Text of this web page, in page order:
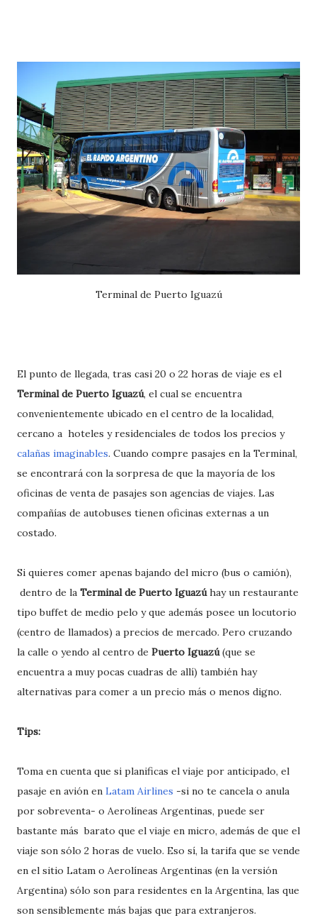
Terminal de Puerto Iguazú
El punto de llegada, tras casi 20 o 22 horas de viaje es el
Terminal de Puerto Iguazú, el cual se encuentra
convenientemente ubicado en el centro de la localidad,
cercano a hoteles y residenciales de todos los precios y
calañas imaginables. Cuando compre pasajes en la Terminal,
se encontrará con la sorpresa de que la mayoría de los
oficinas de venta de pasajes son agencias de viajes. Las
compañías de autobuses tienen oficinas externas a un
costado.
Si quieres comer apenas bajando del micro (bus o camión),
dentro de la Terminal de Puerto Iguazúhay un restaurante
tipo buffet de medio pelo y que además posee un locutorio
(centro de llamados) a precios de mercado. Pero cruzando
la calle o yendo al centro de Puerto Iguazú(que se
encuentra a muy pocas cuadras de allí) también hay
alternativas para comer a un precio más o menos digno.
Tips:
Toma en cuenta que si planificas el viaje por anticipado, el
pasaje en avión en Latam Airlines -si no te cancela o anula
por sobreventa- o Aerolíneas Argentinas, puede ser
bastante más barato que el viaje en micro, además de que el
viaje son sólo 2 horas de vuelo. Eso sí, la tarifa que se vende
en el sitio Latam o Aerolíneas Argentinas (en la versión
Argentina) sólo son para residentes en la Argentina, las que
son sensiblemente más bajas que para extranjeros.